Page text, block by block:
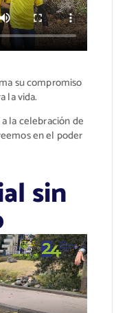
su compromiso
la vida.
la celebración de
en el poder
sin